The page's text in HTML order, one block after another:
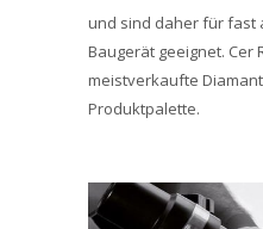
und sind daher für fast
Baugerät geeignet. Cer
meistverkaufte
Produktpalette.